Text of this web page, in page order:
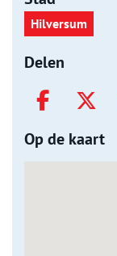
Hilversum
Delen
Op de kaart